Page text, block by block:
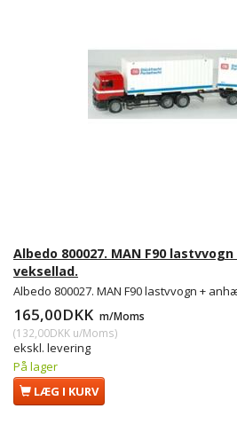
Albedo 800027. MAN F90
veksellad.
Albedo 800027. MAN F90 lastvvogn +
165,00DKK m/Moms
(132,00DKK u/Moms)
ekskl. levering
På lager
LÆG I KURV